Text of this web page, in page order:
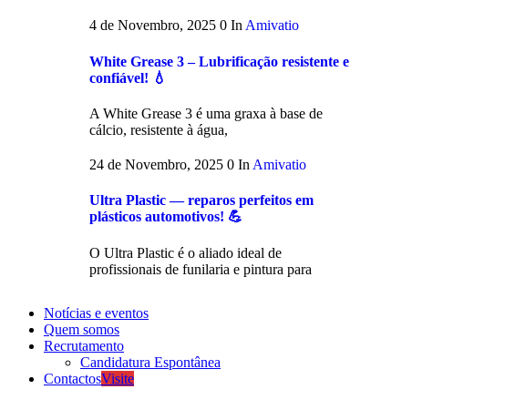
4 de Novembro, 2025 0 InAmivatio
White Grease 3 – Lubrificação resistente e
confiável! 💧
A White Grease 3 é uma graxa à base de
cálcio, resistente à água,
24 de Novembro, 2025 0 In Amivatio
Ultra Plastic — reparos perfeitos em
plásticos automotivos! 💪
O Ultra Plastic é o aliado ideal de
profissionais de funilaria e pintura para
Notícias e eventos
Quem somos
Recrutamento
Candidatura Espontânea
ContactosVisite